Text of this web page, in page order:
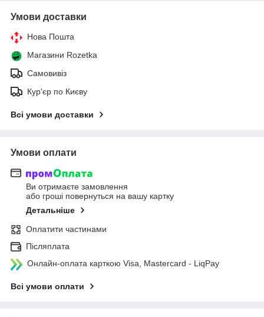
Умови доставки
Нова Пошта
Магазини Rozetka
Самовивіз
Кур'єр по Києву
Всі умови доставки
Умови оплати
Ви отримаєте замовлення
або гроші повернуться на вашу картку
Детальніше
Оплатити частинами
Післяплата
Онлайн-оплата карткою Visa, Mastercard - LiqPay
Всі умови оплати